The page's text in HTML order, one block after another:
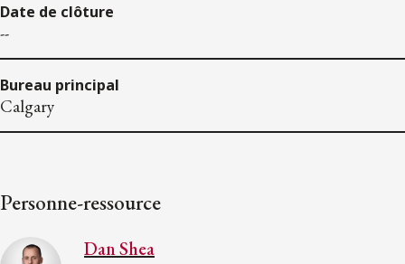
Date de clôture
--
Bureau principal
Calgary
Personne-ressource
Dan Shea